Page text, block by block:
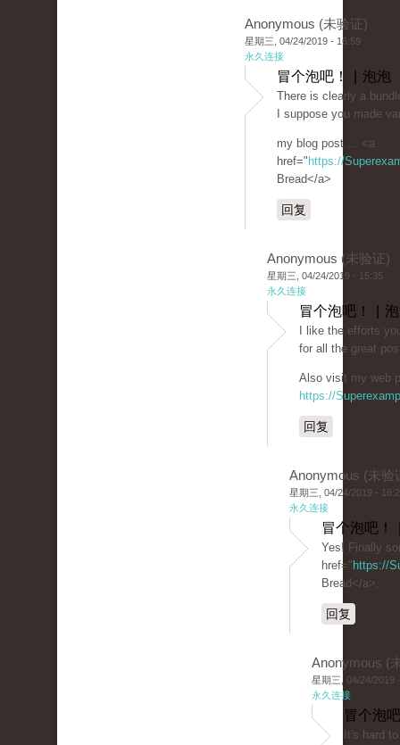
Anonymous (未验证)
星期三, 04/24/2019 - 16:59
永久连接
冒个泡吧！ | 泡泡
There is clearly a
I suppose you made
my blog post ... <a
href=" https://
Bread</a>
回复
Anonymous (未验证)
星期三, 04/24/2019 - 15:35
永久连接
冒个泡吧！ |
I like the efforts
for all the great
Also visit my web
https://
回复
Anonymous (未验
星期三, 04/24/2019 -
永久连接
冒个泡吧！
Yes! Finally
href=" https://
Bread</a>.
回复
Anonymous (
星期三, 04/24/2019
永久连接
冒个泡
It's hard